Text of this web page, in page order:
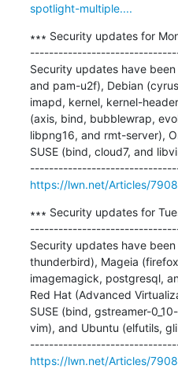
spotlight-multiple....
∗∗∗ Security updates for
Security updates have
and pam-u2f), Debian
imapd, kernel, kernel-
(axis, bind, bubblewrap,
libpng16, and rmt-server),
SUSE (bind, cloud7, and
https://lwn.net/Articles/
∗∗∗ Security updates for
Security updates have
thunderbird), Mageia
imagemagick, postgresql,
Red Hat (Advanced
SUSE (bind, gstreamer-
vim), and Ubuntu (elfutils,
https://lwn.net/Articles/